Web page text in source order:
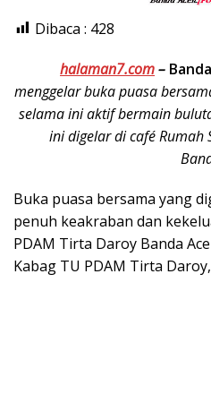
Dibaca : 428
halaman7.com–
menggelar buka puasa
selama ini aktif bermain
ini digelar di café Rumah
Buka puasa bersama yang
penuh keakraban dan
PDAM Tirta Daroy Banda
Kabag TU PDAM Tirta